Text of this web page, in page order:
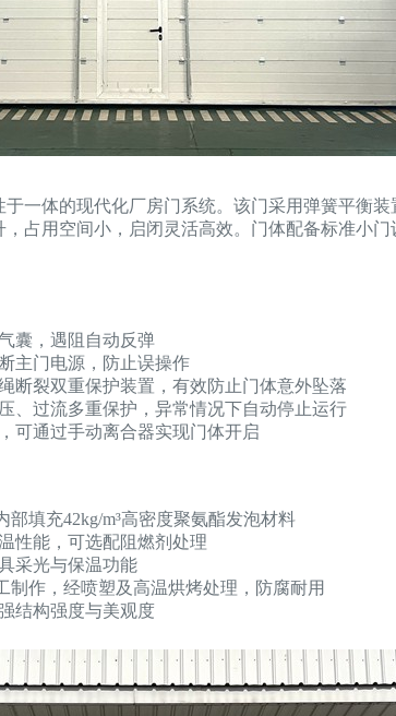
一体的现代化厂房门系统。该门采用弹簧平衡
占用空间小，启闭灵活高效。门体配备标准小门
囊，遇阻自动反弹
主门电源，防止误操作
断裂双重保护装置，有效防止门体意外坠落
、过流多重保护，异常情况下自动停止运行
可通过手动离合器实现门体开启
部填充42kg/m³高密度聚氨酯发泡材料
性能，可选配阻燃剂处理
采光与保温功能
制作，经喷塑及高温烘烤处理，防腐耐用
结构强度与美观度